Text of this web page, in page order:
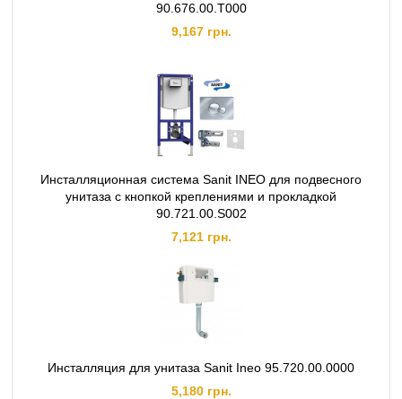
90.676.00.T000
9,167 грн.
Инсталляционная система Sanit INEO для подвесного
унитаза с кнопкой креплениями и прокладкой
90.721.00.S002
7,121 грн.
Инсталляция для унитаза Sanit Ineo 95.720.00.0000
5,180 грн.